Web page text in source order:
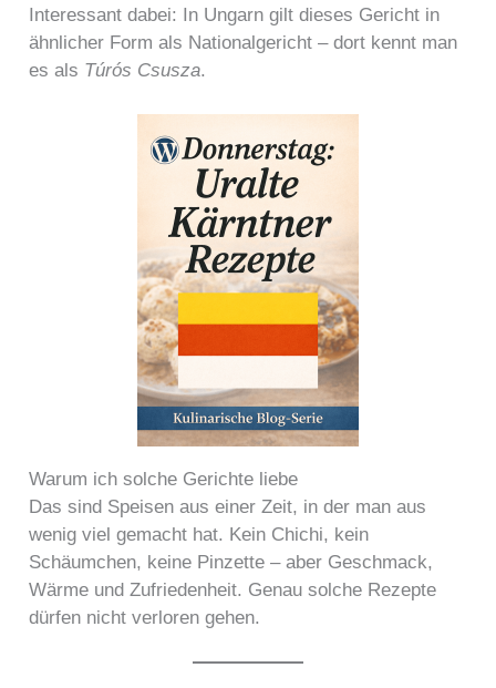
Interessant dabei: In Ungarn gilt dieses Gericht in
ähnlicher Form als Nationalgericht – dort kennt man
es als Túrós Csusza.
Warum ich solche Gerichte liebe
Das sind Speisen aus einer Zeit, in der man aus
wenig viel gemacht hat. Kein Chichi, kein
Schäumchen, keine Pinzette – aber Geschmack,
Wärme und Zufriedenheit. Genau solche Rezepte
dürfen nicht verloren gehen.